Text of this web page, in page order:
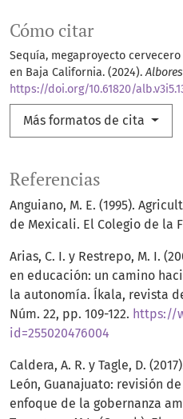
Cómo citar
Sequía, megaproyecto
en Baja California. (2024).Albores
https://doi.org/10.61820/
Más formatos de cita
Referencias
Anguiano, M. E. (1995).
de Mexicali. El Colegio de la
Arias, C. I. y Restrepo, M. I.
en educación: un camino
la autonomía. Íkala, revista
Núm. 22, pp. 109-122. https://
id=255020476004
Caldera, A. R. y Tagle, D.
León, Guanajuato: revisión
enfoque de la gobernanza